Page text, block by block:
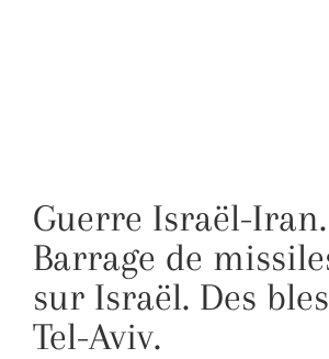
Guerre Israël-Iran.
Barrage de
sur Israël. Des
Tel-Aviv.